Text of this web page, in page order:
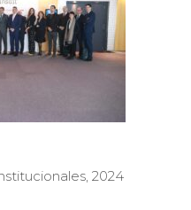
, 2024